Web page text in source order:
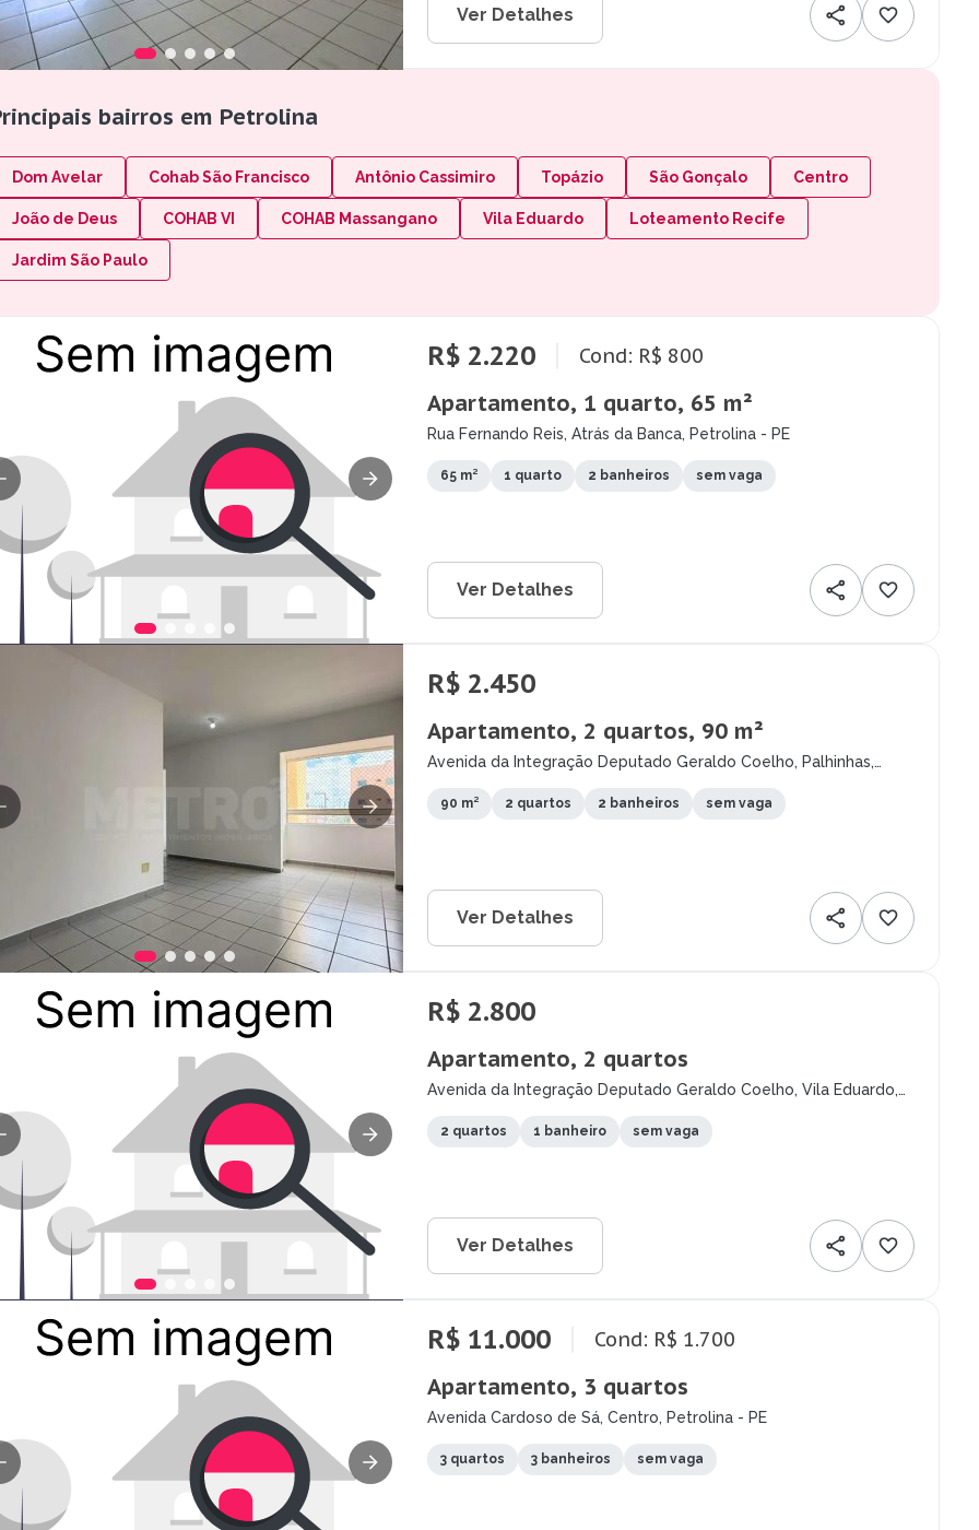
Ver Detalhes
bairros em Petrolina
Dom Avelar Cohab São Francisco Antônio Cassimiro Topázio São Gonçalo Centro
João de Deus COHAB VI COHAB Massangano Vila Eduardo Loteamento Recife
Jardim São Paulo
R$ 2.220 Cond: R$ 800
Apartamento, 1 quarto, 65 m²
Rua Fernando Reis, Atrás da Banca, Petrolina - PE
65 m² 1 quarto 2 banheiros sem vaga
Ver Detalhes
R$ 2.450
Apartamento, 2 quartos, 90 m²
Avenida da Integração Deputado Geraldo Coelho, Palhinhas,
90 m² 2 quartos 2 banheiros sem vaga
Ver Detalhes
R$ 2.800
Apartamento, 2 quartos
Avenida da Integração Deputado Geraldo Coelho, Vila Eduardo,
2 quartos 1 banheiro sem vaga
Ver Detalhes
R$ 11.000 Cond: R$ 1.700
Apartamento, 3 quartos
Avenida Cardoso de Sá, Centro, Petrolina - PE
3 quartos 3 banheiros sem vaga